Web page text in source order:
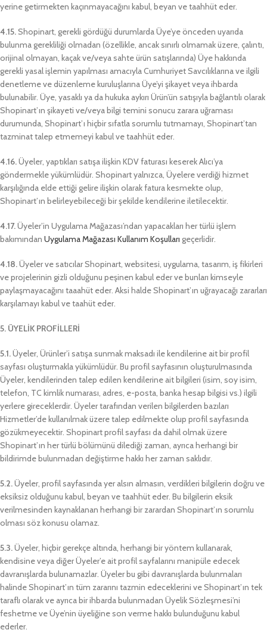
yerine getirmekten kaçınmayacağını kabul, beyan ve taahhüt eder.
4.15.Shopinart, gerekli gördüğü durumlarda Üye’ye önceden uyarıda
bulunma gerekliliği olmadan (özellikle, ancak sınırlı olmamak üzere, çalıntı,
orijinal olmayan, kaçak ve/veya sahte ürün satışlarında) Üye hakkında
gerekli yasal işlemin yapılması amacıyla Cumhuriyet Savcılıklarına ve ilgili
denetleme ve düzenleme kuruluşlarına Üye’yi şikayet veya ihbarda
bulunabilir. Üye, yasaklı ya da hukuka aykırı Ürün’ün satışıyla bağlantılı olarak
Shopinart’ın şikayeti ve/veya bilgi temini sonucu zarara uğraması
durumunda, Shopinart’ı hiçbir sıfatla sorumlu tutmamayı, Shopinart’tan
tazminat talep etmemeyi kabul ve taahhüt eder.
4.16.Üyeler, yaptıkları satışa ilişkin KDV faturası keserek Alıcı’ya
göndermekle yükümlüdür. Shopinart yalnızca, Üyelere verdiği hizmet
karşılığında elde ettiği gelire ilişkin olarak fatura kesmekte olup,
Shopinart’ın belirleyebileceği bir şekilde kendilerine iletilecektir.
4.17.Üyeler’in Uygulama Mağazası’ndan yapacakları her türlü işlem
bakımından Uygulama Mağazası Kullanım Koşulları geçerlidir.
4.18.Üyeler ve satıcılar Shopinart, websitesi, uygulama, tasarım, iş fikirleri
ve projelerinin gizli olduğunu peşinen kabul eder ve bunları kimseyle
paylaşmayacağını taaahüt eder. Aksi halde Shopinart’ın uğrayacağı zararları
karşılamayı kabul ve taahüt eder.
5. ÜYELİK PROFİLLERİ
5.1.Üyeler, Ürünler’i satışa sunmak maksadı ile kendilerine ait bir profil
sayfası oluşturmakla yükümlüdür. Bu profil sayfasının oluşturulmasında
Üyeler, kendilerinden talep edilen kendilerine ait bilgileri (isim, soy isim,
telefon, TC kimlik numarası, adres, e-posta, banka hesap bilgisi vs.) ilgili
yerlere gireceklerdir. Üyeler tarafından verilen bilgilerden bazıları
Hizmetler’de kullanılmak üzere talep edilmekte olup profil sayfasında
gözükmeyecektir. Shopinart profil sayfası da dahil olmak üzere
Shopinart’ın her türlü bölümünü dilediği zaman, ayrıca herhangi bir
bildirimde bulunmadan değiştirme hakkı her zaman saklıdır.
5.2.Üyeler, profil sayfasında yer alsın almasın, verdikleri bilgilerin doğru ve
eksiksiz olduğunu kabul, beyan ve taahhüt eder. Bu bilgilerin eksik
verilmesinden kaynaklanan herhangi bir zarardan Shopinart’ın sorumlu
olması söz konusu olamaz.
5.3.Üyeler, hiçbir gerekçe altında, herhangi bir yöntem kullanarak,
kendisine veya diğer Üyeler’e ait profil sayfalarını manipüle edecek
davranışlarda bulunamazlar. Üyeler bu gibi davranışlarda bulunmaları
halinde Shopinart’ın tüm zararını tazmin edeceklerini ve Shopinart’ın tek
taraflı olarak ve ayrıca bir ihbarda bulunmadan Üyelik Sözleşmesi’ni
feshetme ve Üye’nin üyeliğine son verme hakkı bulunduğunu kabul
ederler.